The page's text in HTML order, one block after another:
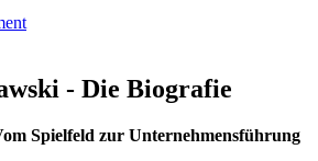
- Die Biografie
Spielfeld zur Unternehmensführung